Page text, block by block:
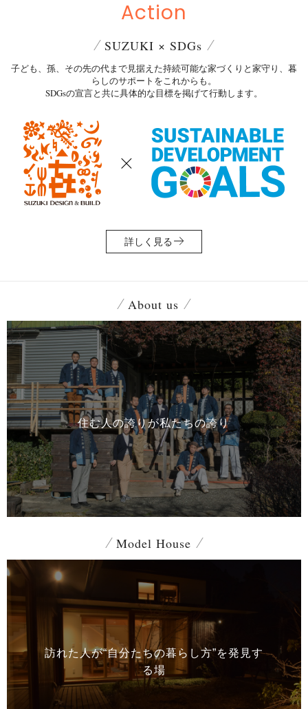
Action
SUZUKI × SDGs
子ども、孫、その先の代まで見据えた持続可能な家づくりと家守り、暮
らしのサポートをこれからも。
SDGsの宣言と共に具体的な目標を掲げて行動します。
詳しく見る
About us
住む人の誇りが私たちの誇り
Model House
訪れた人が“自分たちの暮らし方”を発見す
る場